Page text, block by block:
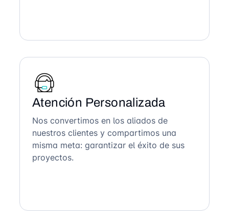
Atención Personalizada
Nos convertimos en los aliados de
nuestros clientes y compartimos una
misma meta: garantizar el éxito de sus
proyectos.